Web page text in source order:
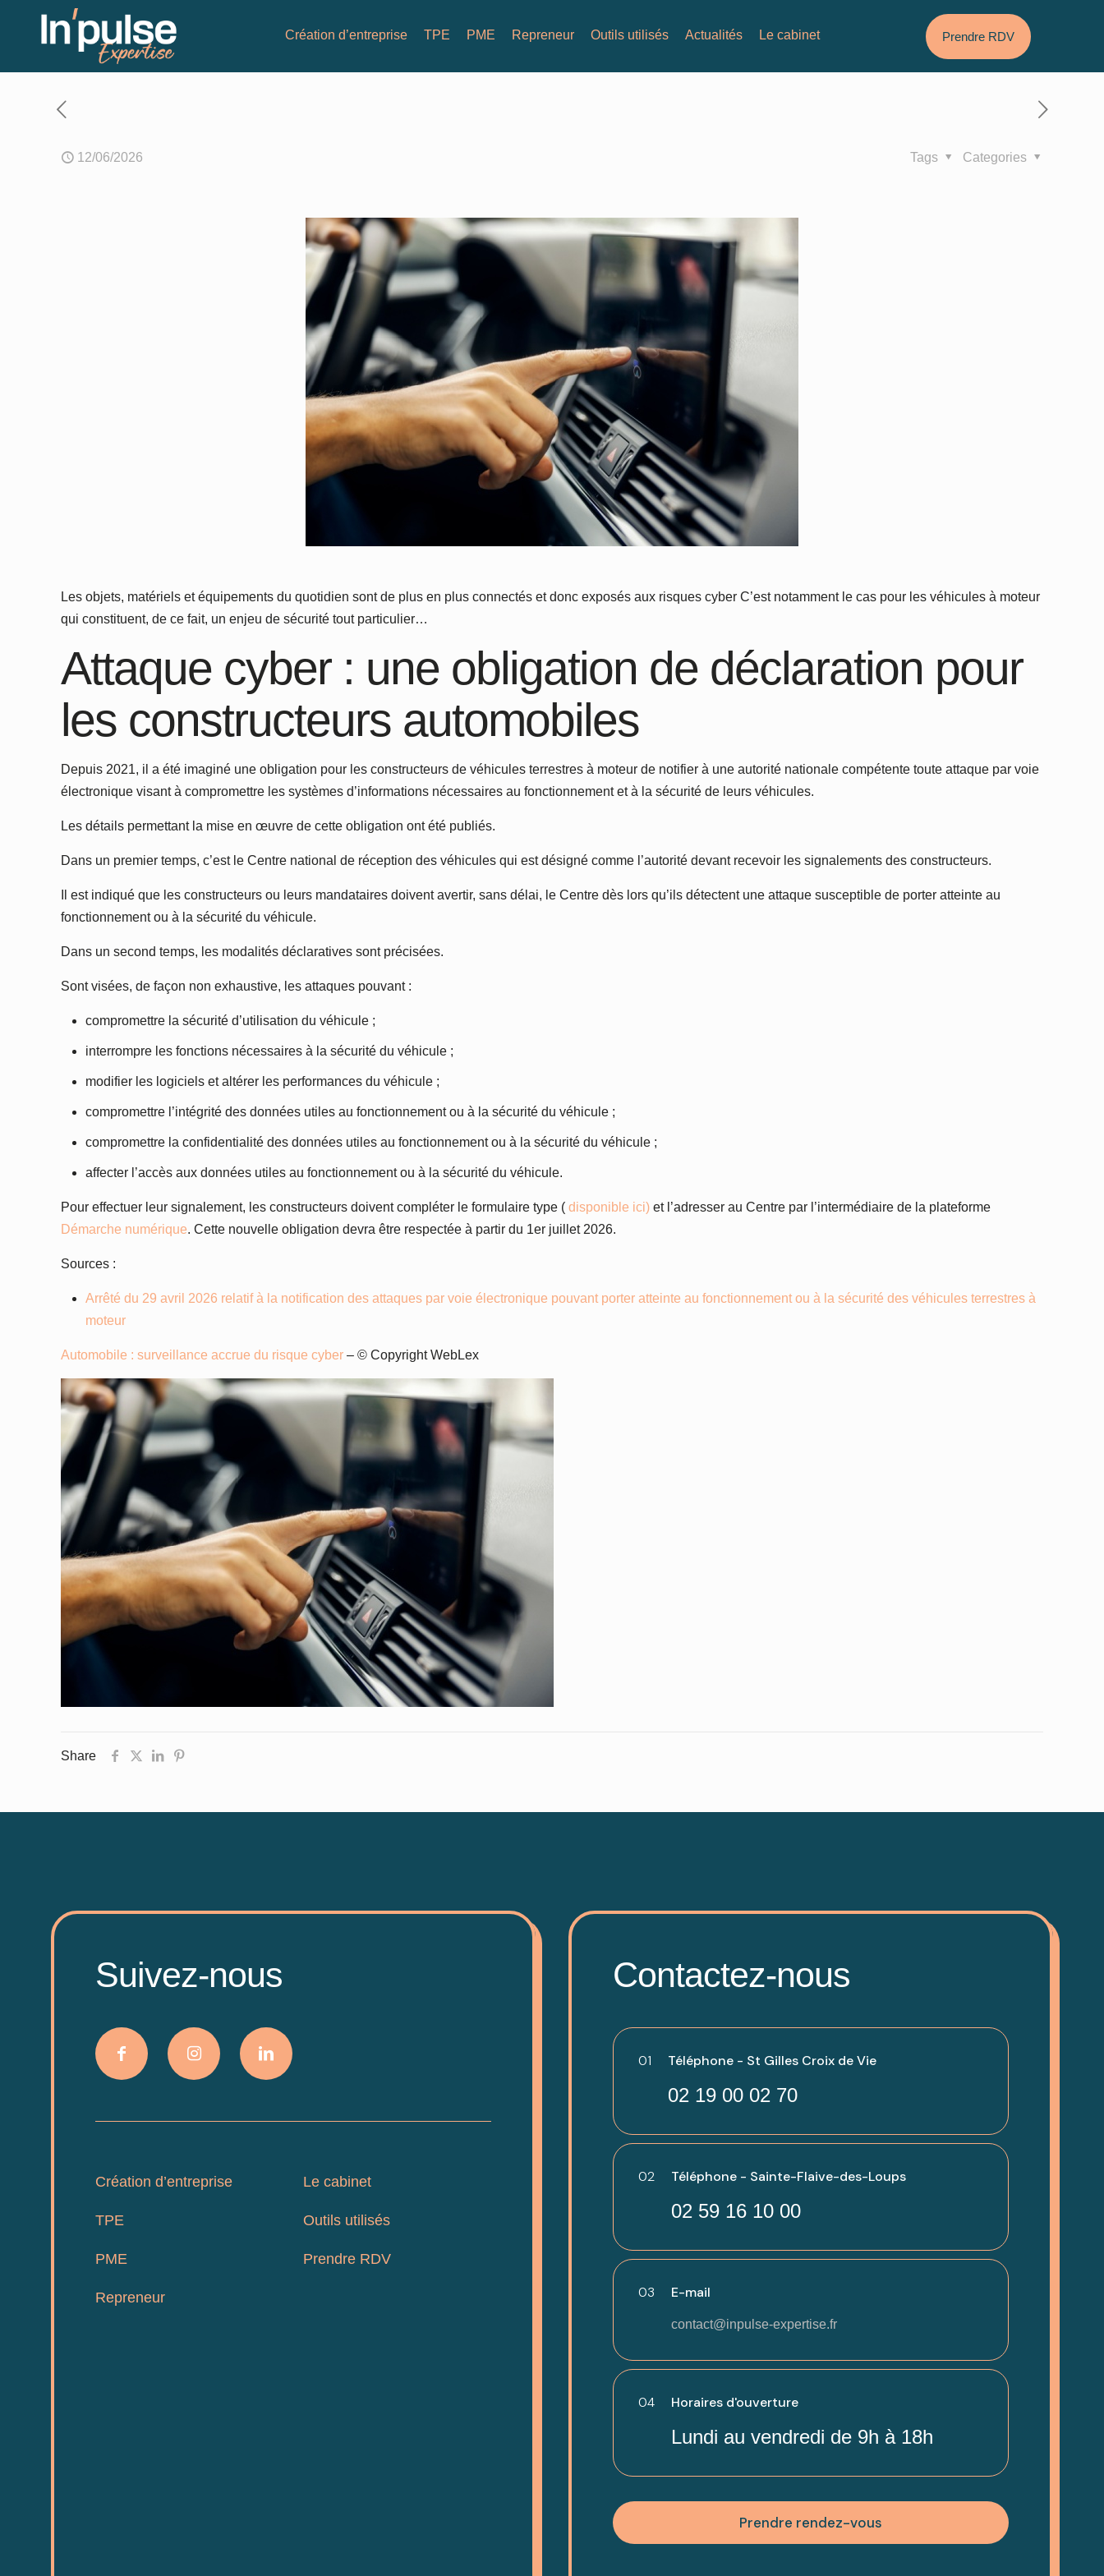
Création d’entreprise TPE PME Repreneur Outils utilisés Actualités Le cabinet Prendre RDV
12/06/2026 Categories
Tags
Les objets, matériels et équipements du quotidien sont de plus en plus connectés et donc exposés aux risques cyber C’est notamment le cas pour les véhicules à moteur
qui constituent, de ce fait, un enjeu de sécurité tout particulier…
Attaque cyber : une obligation de déclaration pour
les constructeurs automobiles
Depuis 2021, il a été imaginé une obligation pour les constructeurs de véhicules terrestres à moteur de notifier à une autorité nationale compétente toute attaque par voie
électronique visant à compromettre les systèmes d’informations nécessaires au fonctionnement et à la sécurité de leurs véhicules.
Les détails permettant la mise en œuvre de cette obligation ont été publiés.
Dans un premier temps, c’est le Centre national de réception des véhicules qui est désigné comme l’autorité devant recevoir les signalements des constructeurs.
Il est indiqué que les constructeurs ou leurs mandataires doivent avertir, sans délai, le Centre dès lors qu’ils détectent une attaque susceptible de porter atteinte au
fonctionnement ou à la sécurité du véhicule.
Dans un second temps, les modalités déclaratives sont précisées.
Sont visées, de façon non exhaustive, les attaques pouvant :
compromettre la sécurité d’utilisation du véhicule ;
interrompre les fonctions nécessaires à la sécurité du véhicule ;
modifier les logiciels et altérer les performances du véhicule ;
compromettre l’intégrité des données utiles au fonctionnement ou à la sécurité du véhicule ;
compromettre la confidentialité des données utiles au fonctionnement ou à la sécurité du véhicule ;
affecter l’accès aux données utiles au fonctionnement ou à la sécurité du véhicule.
Pour effectuer leur signalement, les constructeurs doivent compléter le formulaire type (disponible ici) et l’adresser au Centre par l’intermédiaire de la plateforme
Démarche numérique. Cette nouvelle obligation devra être respectée à partir du 1er juillet 2026.
Sources :
Arrêté du 29 avril 2026 relatif à la notification des attaques par voie électronique pouvant porter atteinte au fonctionnement ou à la sécurité des véhicules terrestres à
moteur
Automobile : surveillance accrue du risque cyber – © Copyright WebLex
Share
Suivez-nous
Création d’entreprise
TPE
PME
Repreneur
Le cabinet
Outils utilisés
Prendre RDV
Contactez-nous
01 Téléphone - St Gilles Croix de Vie
02 19 00 02 70
02 Téléphone - Sainte-Flaive-des-Loups
02 59 16 10 00
03 E-mail
contact@inpulse-expertise.fr
04 Horaires d'ouverture
Lundi au vendredi de 9h à 18h
Prendre rendez-vous